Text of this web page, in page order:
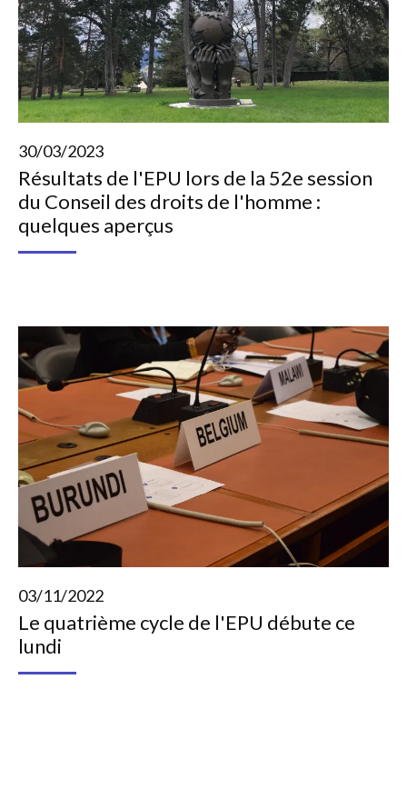
30/03/2023
Résultats de l'EPU lors de la 52e session
du Conseil des droits de l'homme :
quelques aperçus
03/11/2022
Le quatrième cycle de l'EPU débute ce
lundi